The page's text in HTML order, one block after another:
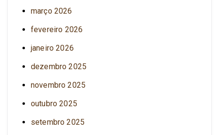
março 2026
fevereiro 2026
janeiro 2026
dezembro 2025
novembro 2025
outubro 2025
setembro 2025